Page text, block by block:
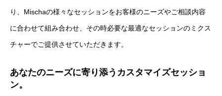
り、Mischaの様々なセッションをお客様のニーズやご相談内容
に合わせて組み合わせ、その時必要な最適なセッションのミクス
チャーでご提供させていただきます。
あなたのニーズに寄り添うカスタマイズセッショ
ン。